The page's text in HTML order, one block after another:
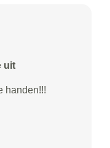
uit
handen!!!